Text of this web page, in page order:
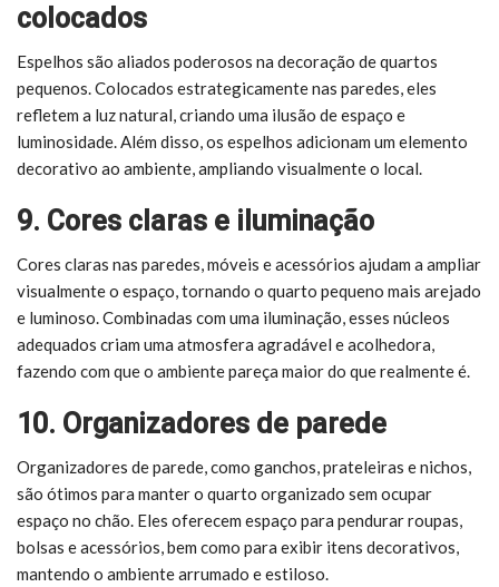
colocados
Espelhos são aliados poderosos na decoração de quartos
pequenos. Colocados estrategicamente nas paredes, eles
refletem a luz natural, criando uma ilusão de espaço e
luminosidade. Além disso, os espelhos adicionam um elemento
decorativo ao ambiente, ampliando visualmente o local.
9. Cores claras e iluminação
Cores claras nas paredes, móveis e acessórios ajudam a ampliar
visualmente o espaço, tornando o quarto pequeno mais arejado
e luminoso. Combinadas com uma iluminação, esses núcleos
adequados criam uma atmosfera agradável e acolhedora,
fazendo com que o ambiente pareça maior do que realmente é.
10. Organizadores de parede
Organizadores de parede, como ganchos, prateleiras e nichos,
são ótimos para manter o quarto organizado sem ocupar
espaço no chão. Eles oferecem espaço para pendurar roupas,
bolsas e acessórios, bem como para exibir itens decorativos,
mantendo o ambiente arrumado e estiloso.